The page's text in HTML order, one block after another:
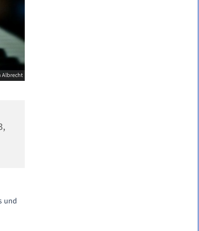
Albrecht
und